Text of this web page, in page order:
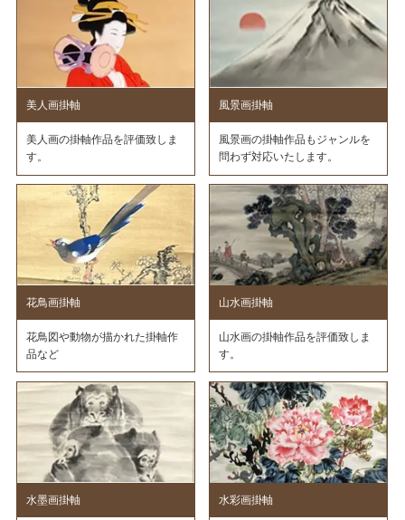
美人画掛軸
美人画の掛軸作品を評価致しま
す。
風景画掛軸
風景画の掛軸作品もジャンルを
問わず対応いたします。
花鳥画掛軸
花鳥図や動物が描かれた掛軸作
品など
山水画掛軸
山水画の掛軸作品を評価致しま
す。
水墨画掛軸 水彩画掛軸